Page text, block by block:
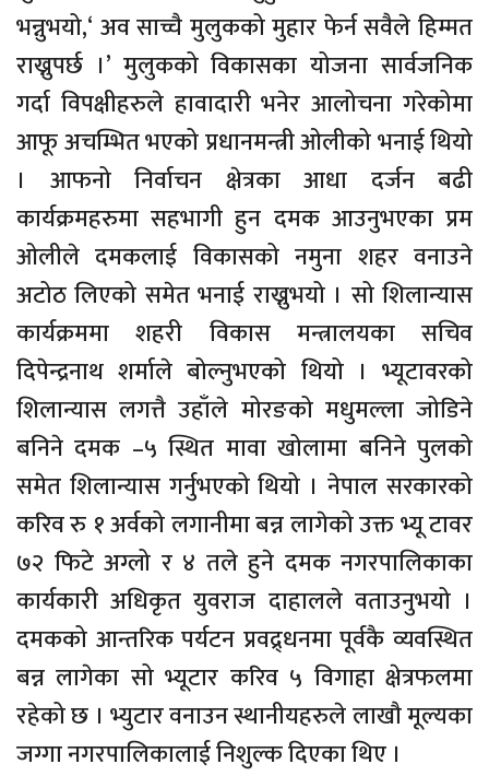
भन्नुभयो,‘ अव साच्चै मुलुकको मुहार फेर्न सवैले हिम्मत
राख्नुपर्छ ।’ मुलुकको विकासका योजना सार्वजनिक
गर्दा विपक्षीहरुले हावादारी भनेर आलोचना गरेकोमा
आफू अचम्भित भएको प्रधानमन्त्री ओलीको भनाई थियो
। आफनो निर्वाचन क्षेत्रका आधा दर्जन बढी
कार्यक्रमहरुमा सहभागी हुन दमक आउनुभएका प्रम
ओलीले दमकलाई विकासको नमुना शहर वनाउने
अटोठ लिएको समेत भनाई राख्नुभयो । सो शिलान्यास
कार्यक्रममा शहरी विकास मन्त्रालयका सचिव
दिपेन्द्रनाथ शर्माले बोल्नुभएको थियो । भ्यूटावरको
शिलान्यास लगत्तै उहाँले मोरङको मधुमल्ला जोडिने
बनिने दमक –५ स्थित मावा खोलामा बनिने पुलको
समेत शिलान्यास गर्नुभएको थियो । नेपाल सरकारको
करिव रु १ अर्वको लगानीमा बन्न लागेको उक्त भ्यू टावर
७२ फिटे अग्लो र ४ तले हुने दमक नगरपालिकाका
कार्यकारी अधिकृत युवराज दाहालले वताउनुभयो ।
दमकको आन्तरिक पर्यटन प्रवद्र्धनमा पूर्वकै व्यवस्थित
बन्न लागेका सो भ्यूटार करिव ५ विगाहा क्षेत्रफलमा
रहेको छ । भ्युटार वनाउन स्थानीयहरुले लाखौ मूल्यका
जग्गा नगरपालिकालाई निशुल्क दिएका थिए ।